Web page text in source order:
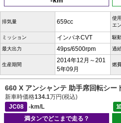
排気量 659cc
使
エ
ミッション インパネCVT 駆
最大出力 49ps/6500rpm 過
生産期間
2014年12月～201
5年09月
燃
660 X アンシャンテ 助手席回転シー
新車時価格134.1万円(税込)
JC08
-km/L
満タンでどこまで走る？